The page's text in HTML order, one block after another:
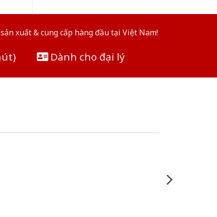
xuất & cung cấp hàng đầu tại Việt Nam!
Dành cho đại lý